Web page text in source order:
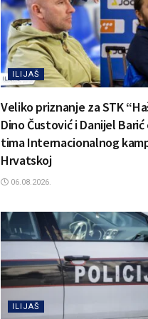
ILIJAŠ
Veliko priznanje za STK
Dino Čustović i Danijel
tima Internacionalnog
Hrvatskoj
06.08.2026.
ILIJAŠ